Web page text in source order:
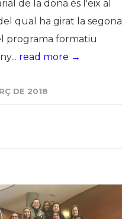
de la dona és l'eix al
qual ha girat la segona
programa formatiu
read more →
DE 2018